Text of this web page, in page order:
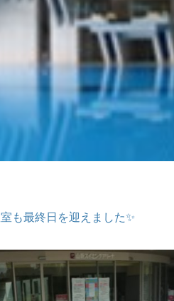
も最終日を迎えました✨